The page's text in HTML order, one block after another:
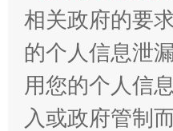
“刷贴”乱象丛生
相关政府的要
的个人信息泄漏
用您的个人信
入或政府管制